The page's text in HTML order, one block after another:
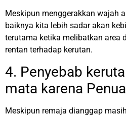
Meskipun menggerakkan wajah
baiknya kita lebih sadar akan
terutama ketika melibatkan area
rentan terhadap kerutan.
4. Penyebab
mata karena
Meskipun remaja dianggap